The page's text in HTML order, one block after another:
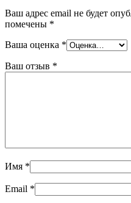
Ваш адрес email не будет
помечены *
Ваша оценка *
Ваш отзыв *
Имя *
Email *